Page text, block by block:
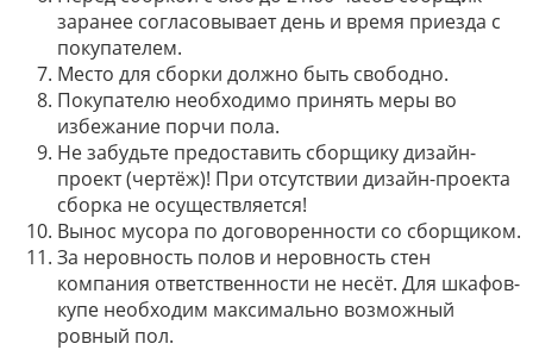
заранее согласовывает день и время приезда с
покупателем.
Место для сборки должно быть свободно.
Покупателю необходимо принять меры во
избежание порчи пола.
Не забудьте предоставить сборщику дизайн-
проект (чертёж)! При отсутствии дизайн-проекта
сборка не осуществляется!
Вынос мусора по договоренности со сборщиком.
За неровность полов и неровность стен
компания ответственности не несёт. Для шкафов-
купе необходим максимально возможный
ровный пол.